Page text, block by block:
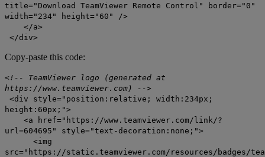
title="Download TeamViewer Remote Control" border="0"
width="234" height="60" />
</a>
</div>
Copy-paste this code:
<!-- TeamViewer logo (generated at
https://www.teamviewer.com) -->
<div style="position:relative; width:234px;
height:60px;">
<a href="https://www.teamviewer.com/link/?
url=604695" style="text-decoration:none;">
<img
src="https://static.teamviewer.com/resources/badges/